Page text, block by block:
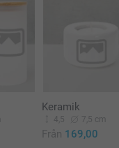
Keramik
4,5 7,5 cm
Från 169,00